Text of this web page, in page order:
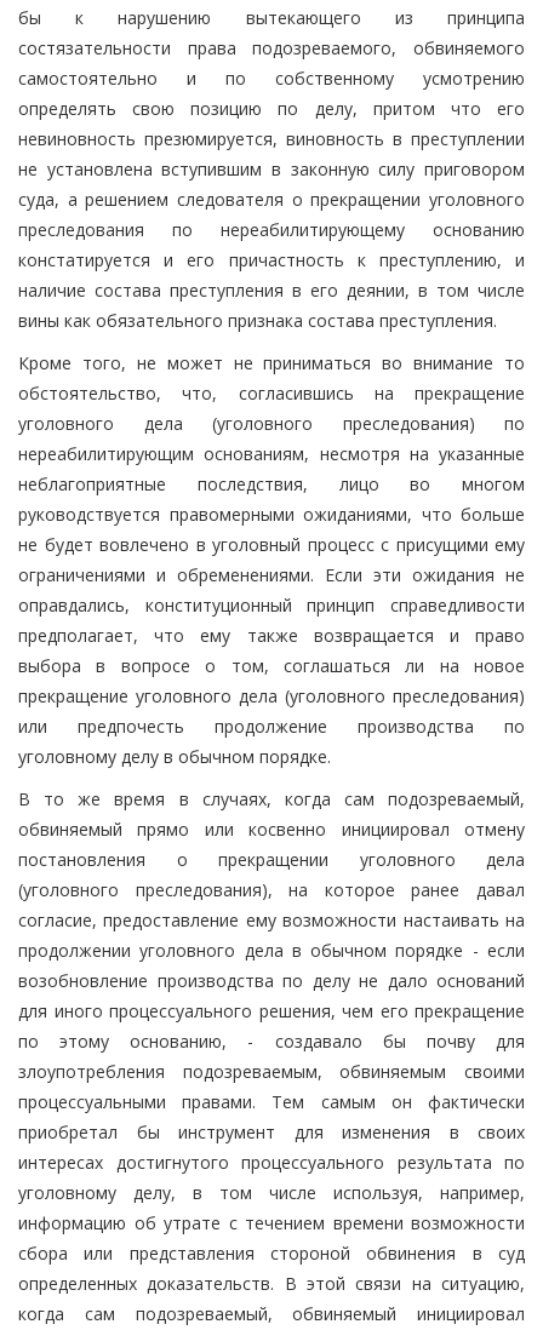
бы к нарушению вытекающего из принципа
состязательности права подозреваемого, обвиняемого
самостоятельно и по собственному усмотрению
определять свою позицию по делу, притом что его
невиновность презюмируется, виновность в преступлении
не установлена вступившим в законную силу приговором
суда, а решением следователя о прекращении уголовного
преследования по нереабилитирующему основанию
констатируется и его причастность к преступлению, и
наличие состава преступления в его деянии, в том числе
вины как обязательного признака состава преступления.
Кроме того, не может не приниматься во внимание то
обстоятельство, что, согласившись на прекращение
уголовного дела (уголовного преследования) по
нереабилитирующим основаниям, несмотря на указанные
неблагоприятные последствия, лицо во многом
руководствуется правомерными ожиданиями, что больше
не будет вовлечено в уголовный процесс с присущими ему
ограничениями и обременениями. Если эти ожидания не
оправдались, конституционный принцип справедливости
предполагает, что ему также возвращается и право
выбора в вопросе о том, соглашаться ли на новое
прекращение уголовного дела (уголовного преследования)
или предпочесть продолжение производства по
уголовному делу в обычном порядке.
В то же время в случаях, когда сам подозреваемый,
обвиняемый прямо или косвенно инициировал отмену
постановления о прекращении уголовного дела
(уголовного преследования), на которое ранее давал
согласие, предоставление ему возможности настаивать на
продолжении уголовного дела в обычном порядке - если
возобновление производства по делу не дало оснований
для иного процессуального решения, чем его прекращение
по этому основанию, - создавало бы почву для
злоупотребления подозреваемым, обвиняемым своими
процессуальными правами. Тем самым он фактически
приобретал бы инструмент для изменения в своих
интересах достигнутого процессуального результата по
уголовному делу, в том числе используя, например,
информацию об утрате с течением времени возможности
сбора или представления стороной обвинения в суд
определенных доказательств. В этой связи на ситуацию,
когда сам подозреваемый, обвиняемый инициировал